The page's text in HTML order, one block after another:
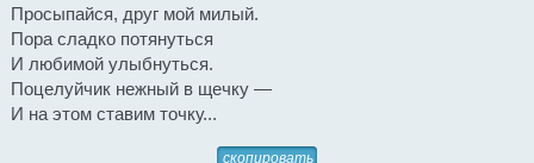
Просыпайся, друг мой милый.
Пора сладко потянуться
И любимой улыбнуться.
Поцелуйчик нежный в щечку —
И на этом ставим точку...
скопировать